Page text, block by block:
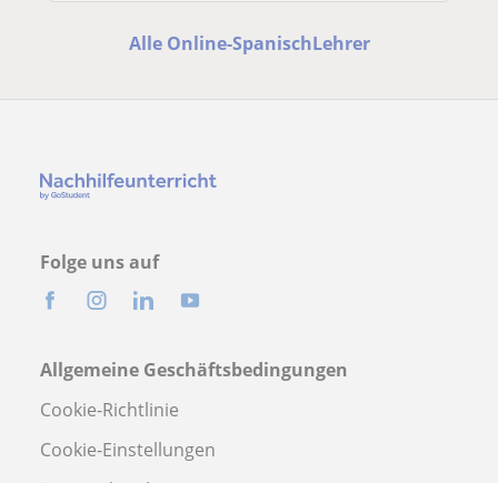
Alle Online-SpanischLehrer
Folge uns auf
Allgemeine Geschäftsbedingungen
Cookie-Richtlinie
Cookie-Einstellungen